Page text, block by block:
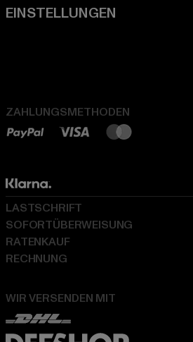
ZAHLUNGSMETHODEN
WIR VERSENDEN MIT
LASTSCHRIFT
SOFORTÜBERWEISUNG
RATENKAUF
RECHNUNG